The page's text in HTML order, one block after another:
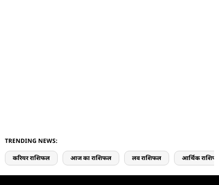
TRENDING NEWS:
करियर राशिफल आज का राशिफल लव राशिफल आर्थिक